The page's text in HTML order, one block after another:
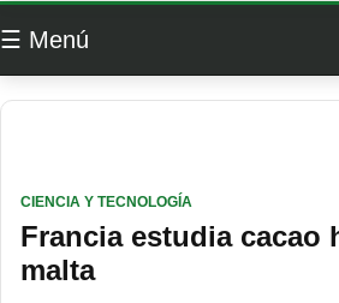
☰ Menú
CIENCIA Y TECNOLOGÍA
Francia estudia cacao
malta